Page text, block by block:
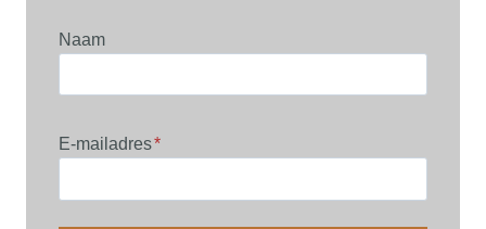
Naam
E-mailadres*